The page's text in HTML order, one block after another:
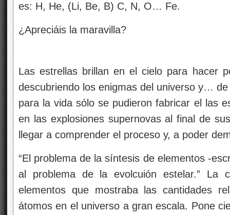
es: H, He, (Li, Be, B) C, N, O… Fe.
¿Apreciáis la maravilla?
Las estrellas brillan en el cielo para hacer
descubriendo los enigmas del universo y…
para la vida sólo se pudieron fabricar el las
en las explosiones supernovas al final de
llegar a comprender el proceso y, a poder
“El problema de la síntesis de elementos -
al problema de la evolcuión estelar.” La
elementos que mostraba las cantidades
átomos en el universo a gran escala. Pone